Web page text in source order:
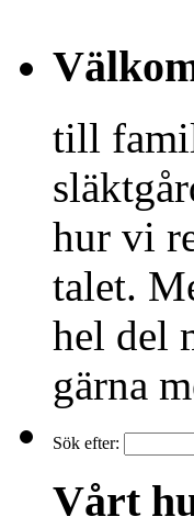
till
hur vi
talet.
hel del
gärna
Sök efter:
Vårt